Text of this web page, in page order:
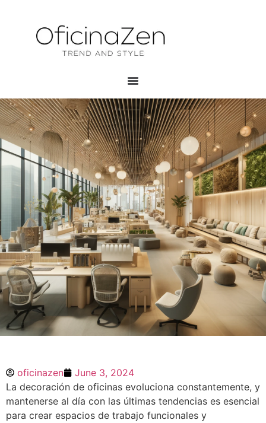
Decoración e
Interiorismo para
Oficinas en 2024
oficinazen
June 3, 2024
La decoración de oficinas evoluciona constantemente, y
mantenerse al día con las últimas tendencias es esencial
para crear espacios de trabajo funcionales y